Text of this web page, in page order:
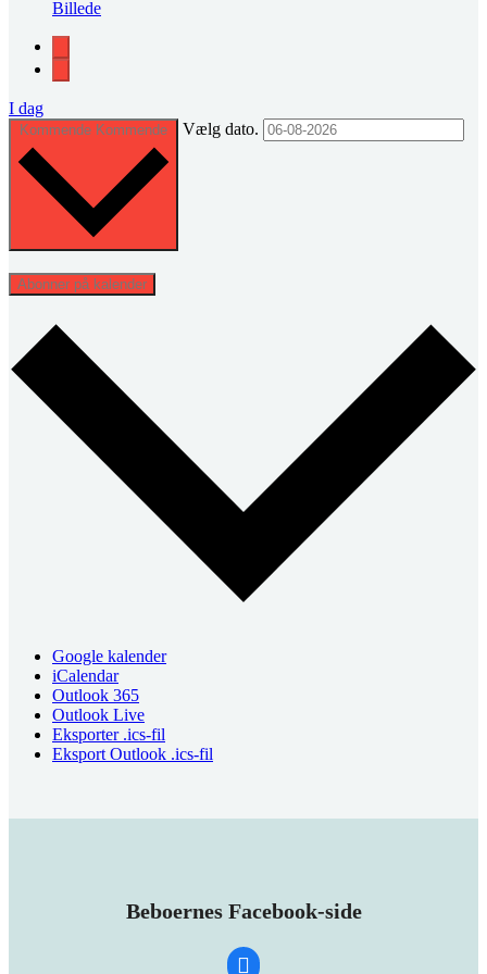
Billede
I dag
Kommende Kommende Vælg dato.
Abonner på kalender
Google kalender
iCalendar
Outlook 365
Outlook Live
Eksporter .ics-fil
Eksport Outlook .ics-fil
Beboernes Facebook-side